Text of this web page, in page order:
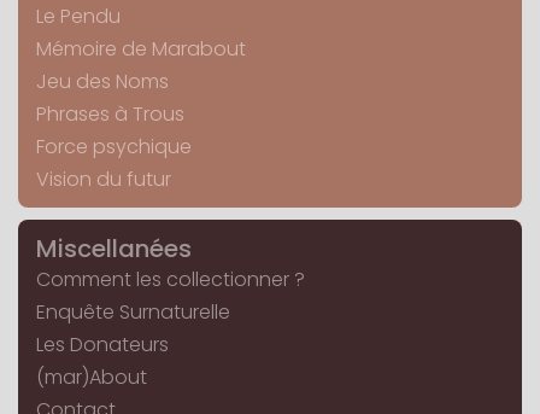
Le Pendu
Mémoire de Marabout
Jeu des Noms
Phrases à Trous
Force psychique
Vision du futur
Miscellanées
Comment les collectionner ?
Enquête Surnaturelle
Les Donateurs
(mar)About